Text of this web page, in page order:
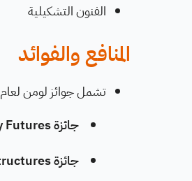
الفنون التشكيلية
المنافع والفوائد
تشمل جوائز لومن لعام 2026 الفئات التالية:
جائزة Legacy Futures بقيمة 5,000 دولار
جائزة Systems & Structures بقيمة 5,000 دولار